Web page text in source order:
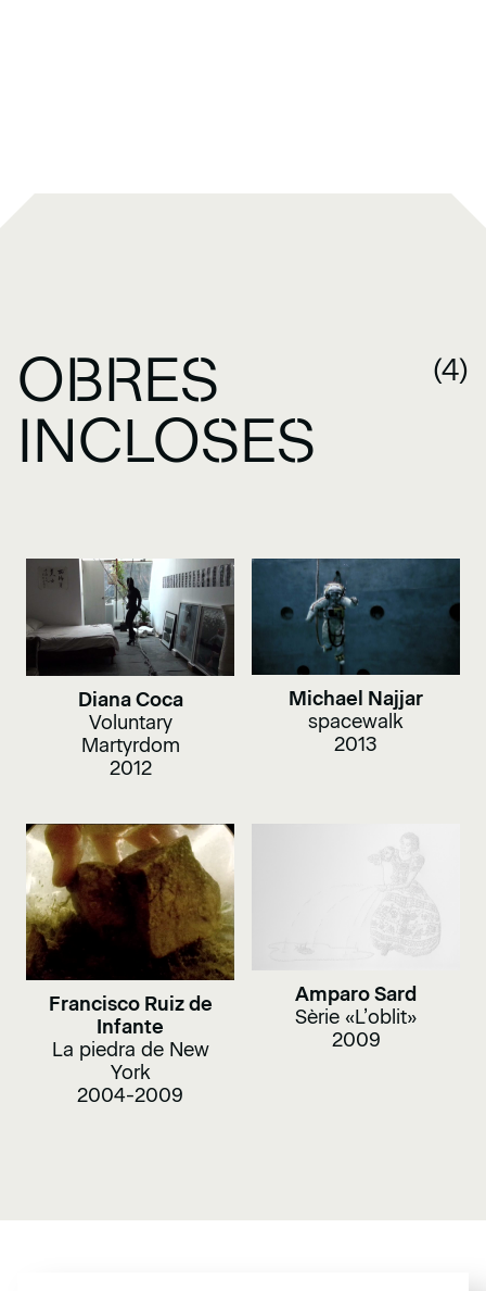
OBRES
INCLOSES
(4)
Diana Coca
Voluntary
Martyrdom
2012
Michael Najjar
spacewalk
2013
Francisco Ruiz de
Infante
La piedra de New
York
2004-2009
Amparo Sard
Sèrie «L’oblit»
2009